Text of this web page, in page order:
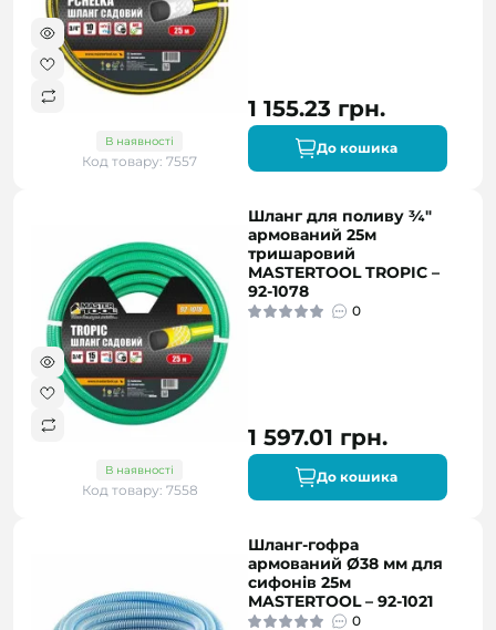
В наявності
Код товару: 7557
1 155.23 грн.
До кошика
В наявності
Код товару: 7558
Шланг для поливу ¾"
армований 25м
тришаровий
MASTERTOOL TROPIC –
92-1078
0
1 597.01 грн.
До кошика
Шланг-гофра
армований Ø38 мм для
сифонів 25м
MASTERTOOL – 92-1021
0